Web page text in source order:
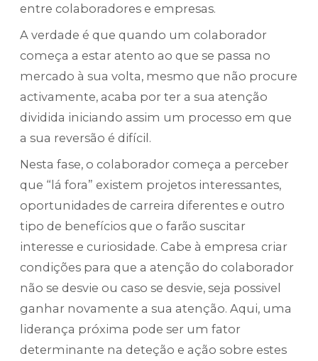
entre colaboradores e empresas.
A verdade é que quando um colaborador
começa a estar atento ao que se passa no
mercado à sua volta, mesmo que não procure
activamente, acaba por ter a sua atenção
dividida iniciando assim um processo em que
a sua reversão é difícil.
Nesta fase, o colaborador começa a perceber
que “lá fora” existem projetos interessantes,
oportunidades de carreira diferentes e outro
tipo de benefícios que o farão suscitar
interesse e curiosidade. Cabe à empresa criar
condições para que a atenção do colaborador
não se desvie ou caso se desvie, seja possivel
ganhar novamente a sua atenção. Aqui, uma
liderança próxima pode ser um fator
determinante na deteção e ação sobre estes